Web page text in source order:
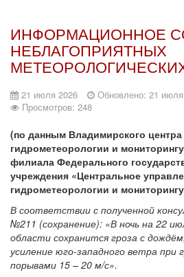
ИНФОРМАЦИОННОЕ
НЕБЛАГОПРИЯТНЫХ
21 июля 2026
Обновлено: 21
Просмотров: 248
(по данным Владимирского центра
гидрометеорологии и
филиала Федерального
учреждения «Центральное
гидрометеорологии и
В соответствии с полученной
№211 (сохранение): «В ночь на 22
области сохранится гроза с
усиление юго-западного ветра при
порывами 15 – 20 м/с».